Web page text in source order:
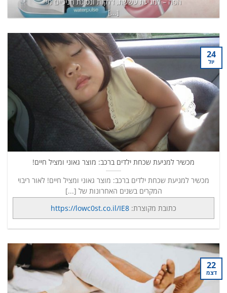
[...]
המשך קריאה→
מכשיר למניעת שכחת ילדים ברכב: מוצר גאוני ומציל חיים!
מכשיר למניעת שכחת ילדים ברכב: מוצר גאוני ומציל חיים! לאור ריבוי
המקרים בשנים האחרונות של [...]
כתובת מקוצרת: https://lowc0st.co.il/IE8
24
יול
22
דצמ